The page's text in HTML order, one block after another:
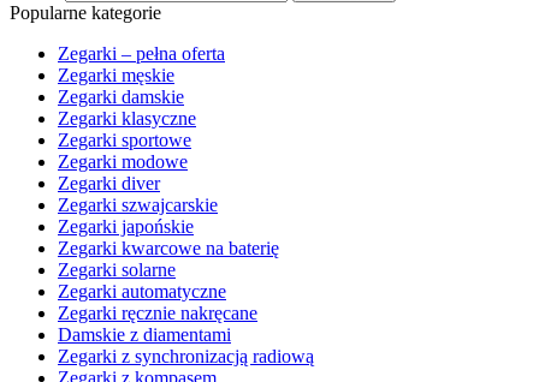
Popularne kategorie
Zegarki – pełna oferta
Zegarki męskie
Zegarki damskie
Zegarki klasyczne
Zegarki sportowe
Zegarki modowe
Zegarki diver
Zegarki szwajcarskie
Zegarki japońskie
Zegarki kwarcowe na baterię
Zegarki solarne
Zegarki automatyczne
Zegarki ręcznie nakręcane
Damskie z diamentami
Zegarki z synchronizacją radiową
Zegarki z kompasem